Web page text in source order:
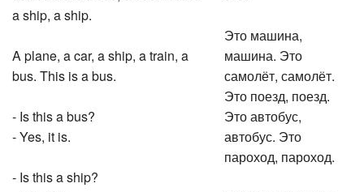
a ship, a ship.
A plane, a car, a ship, a train, a
bus. This is a bus.
- Is this a bus?
- Yes, it is.
- Is this a ship?
Это машина,
машина. Это
самолёт, самолёт.
Это поезд, поезд.
Это автобус,
автобус. Это
пароход, пароход.